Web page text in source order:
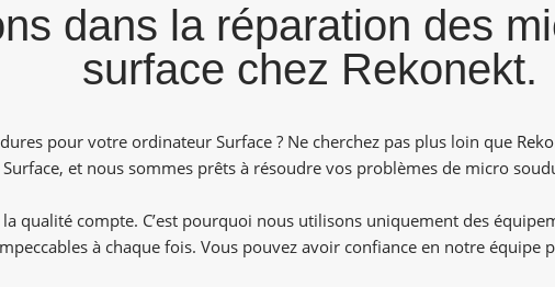
dans la réparation des
surface chez Rekonekt.
pour votre ordinateur Surface ? Ne cherchez pas plus loin que
et nous sommes prêts à résoudre vos problèmes de micro
qualité compte. C’est pourquoi nous utilisons uniquement des
à chaque fois. Vous pouvez avoir confiance en notre